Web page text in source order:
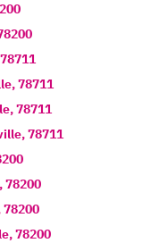
78711
,78711
,78711
,78711
,78200
78200
,78200